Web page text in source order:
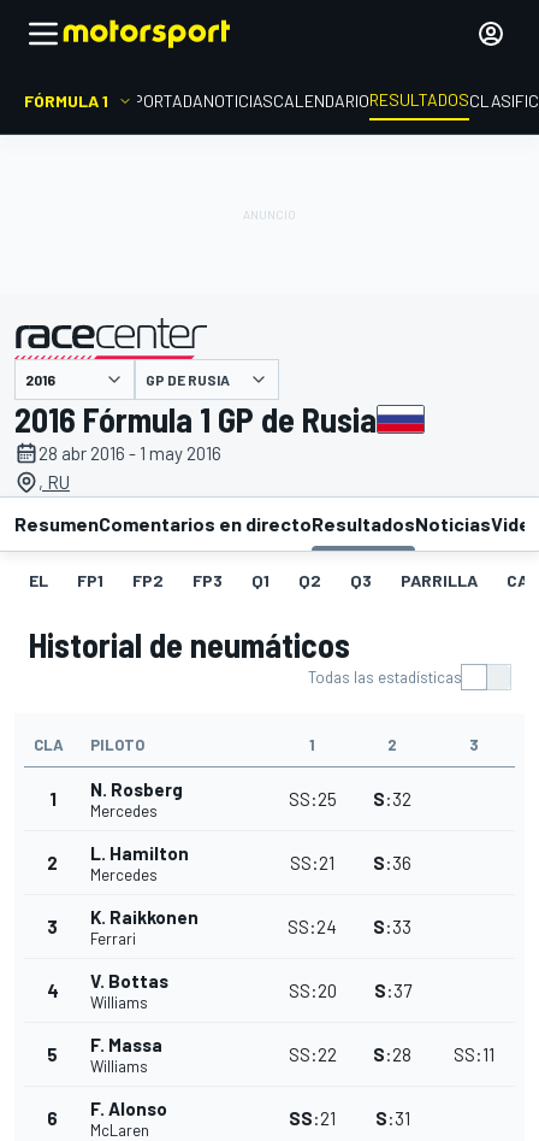
FÓRMULA 1 PORTADANOTICIASCALENDARIORESULTADOS
presentado por GP DE RUSIA
2016 Fórmula 1 GP de Rusia
28 abr 2016 - 1 may 2016
, RU
ResumenComentarios en directoResultadosNoticias
EL FP1 FP2 FP3 Q1 Q2 Q3 PARRILLA
Historial de neumáticos
Todas las estadísticas
CLA PILOTO 1 2 3
1 N. Rosberg
Mercedes
SS:25 S:32
2 L. Hamilton
Mercedes
SS:21 S:36
3 K. Raikkonen
Ferrari
SS:24 S:33
4 V. Bottas
Williams
SS:20 S:37
5 F. Massa
Williams
SS:22 S:28 SS:11
6 F. Alonso
McLaren
SS:21 S:31